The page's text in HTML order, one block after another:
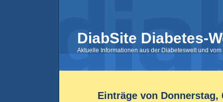
DiabSite Diabetes-
Aktuelle Informationen aus der Diabeteswelt und
Einträge von Donnerstag,